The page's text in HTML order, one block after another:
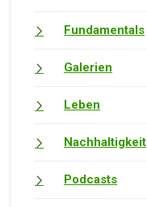
Fundamentals
Galerien
Leben
Nachhaltigkeit
Podcasts